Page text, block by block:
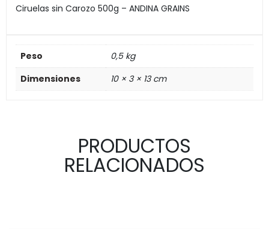
Ciruelas sin Carozo 500g – ANDINA GRAINS
Peso
0,5 kg
Dimensiones
10 × 3 × 13 cm
PRODUCTOS
RELACIONADOS